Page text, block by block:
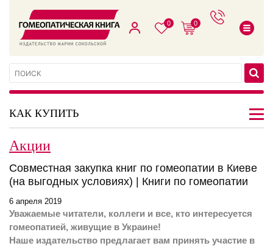
0 0
КАК КУПИТЬ
Акции
Совместная закупка книг по гомеопатии в Киеве
(на выгодных условиях) | Книги по гомеопатии
6 апреля 2019
Уважаемые читатели, коллеги и все, кто интересуется
гомеопатией, живущие в Украине!
Наше издательство предлагает вам принять участие в